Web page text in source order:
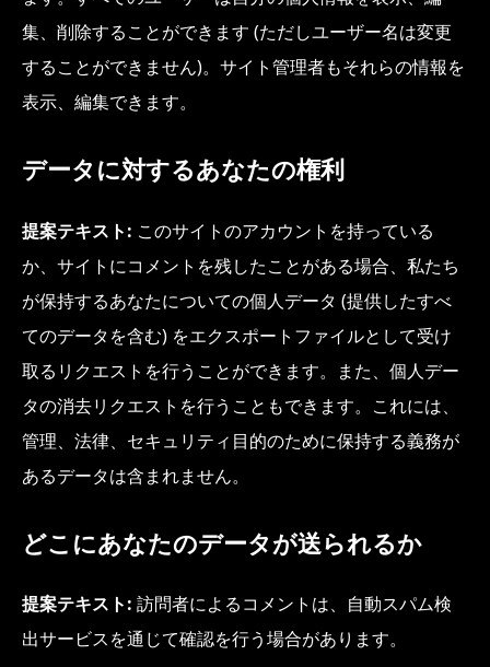
集、削除することができます (ただしユーザー名は変更
することができません)。サイト管理者もそれらの情報を
表示、編集できます。
データに対するあなたの権利
提案テキスト: このサイトのアカウントを持っている
か、サイトにコメントを残したことがある場合、私たち
が保持するあなたについての個人データ (提供したすべ
てのデータを含む) をエクスポートファイルとして受け
取るリクエストを行うことができます。また、個人デー
タの消去リクエストを行うこともできます。これには、
管理、法律、セキュリティ目的のために保持する義務が
あるデータは含まれません。
どこにあなたのデータが送られるか
提案テキスト: 訪問者によるコメントは、自動スパム検
出サービスを通じて確認を行う場合があります。